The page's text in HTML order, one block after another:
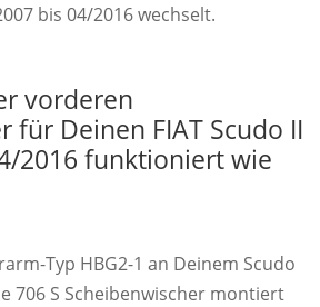
bis 04/2016 wechselt.
vorderen
für Deinen FIAT Scudo II
2016 funktioniert wie
Typ HBG2-1 an Deinem Scudo
706 S Scheibenwischer montiert